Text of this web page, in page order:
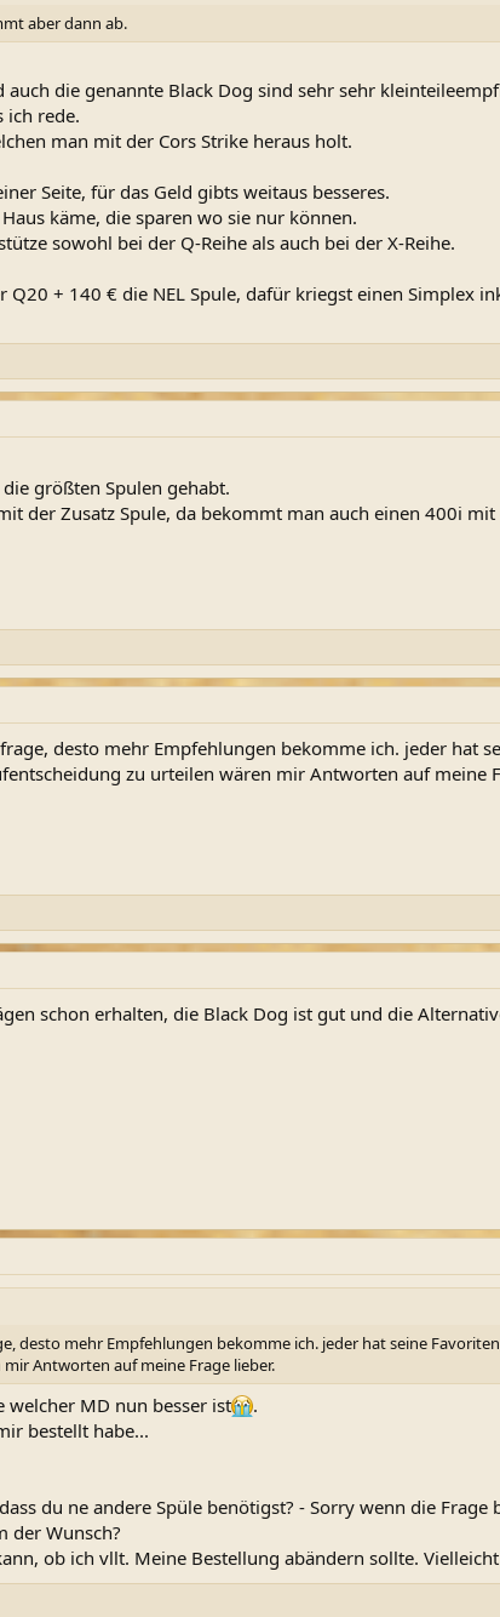
aber dann ab.
die genannte Black Dog sind sehr sehr
ich rede.
man mit der Cors Strike heraus holt.
Seite, für das Geld gibts weitaus besseres.
käme, die sparen wo sie nur können.
sowohl bei der Q-Reihe als auch bei der X-Reihe.
Q20 + 140 € die NEL Spule, dafür kriegst einen Simplex
größten Spulen gehabt.
der Zusatz Spule, da bekommt man auch einen 400i
desto mehr Empfehlungen bekomme ich. jeder hat
zu urteilen wären mir Antworten auf meine
schon erhalten, die Black Dog ist gut und die
desto mehr Empfehlungen bekomme ich. jeder hat seine
Antworten auf meine Frage lieber.
welcher MD nun besser ist
.
bestellt habe...
du ne andere Spüle benötigst? - Sorry wenn die
der Wunsch?
ob ich vllt. Meine Bestellung abändern sollte.